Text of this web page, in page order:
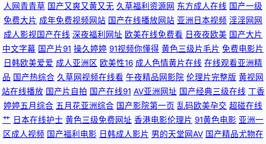
人妻久久精 91视频精选 色悠悠手机综合网 东京热导航大乱 影音先锋人妻资
源 黄香蕉网 91传播媒mv 黄色91 91超碰人人澡人人妻 午夜影院体验区 国产
内射在线一区 91性免费视频 亚洲一二区 激情综合网激情九月 91大神精品丝
袜女神 久草久草热资源 91免费在线观看高清 www五月天丁香社区 日朝精品
BB 国产精品久久网站 91色色影院 欧美综合色 国产精品熟女免费一区 蜜臀
人网青青草 国产又爽又黄又无 久草福利资源网 东方成人在线 国产一级
免费大片 成年免费视频网站 国产在线播放网站 亚洲日本视频 淫淫网网
成人影视国产在线 深夜福利网址 欧美在线免费看 日夜夜欧美 国产大片
中文字幕 国产片91 操久婷婷 91视频你懂得 黄色三级片毛片 免费电影片
日韩欧美爱爱 成人亚洲区 欧美性16 成人色情黄片在线 在线观看亚洲精
品 国产热综合 久草网视频在线看 午夜精品网影院 伦理片完整版 黄视网
站在线播放 国产片自拍 国产在线91 AV亚洲网址 国产经典三级在线 丁香
婷婷五月综合 五月花亚洲综合 国产影院第一页 乱码欧美孕交 超碰在线
艹 日本在线护士 黄色三级免费网址 香港电影伦理片 91黄色电影 亚洲一
区成人视频 国产福利电影 日韩成人影片 男的天堂网AV 国产精品尤物在